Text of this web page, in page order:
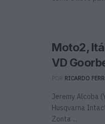
Moto2,
VD
RICARDO
Jeremy Alcoba
Husqvarna
Zonta ...